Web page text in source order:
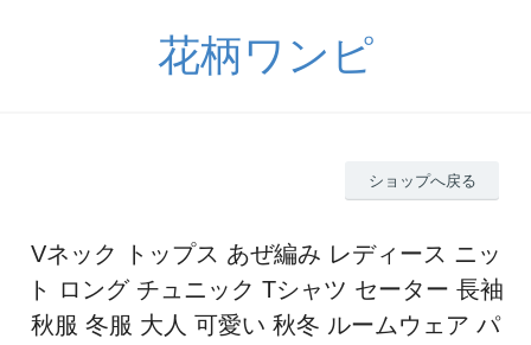
花柄ワンピ
ショップへ戻る
Vネック トップス あぜ編み レディース ニッ
ト ロング チュニック Tシャツ セーター 長袖
秋服 冬服 大人 可愛い 秋冬 ルームウェア パ